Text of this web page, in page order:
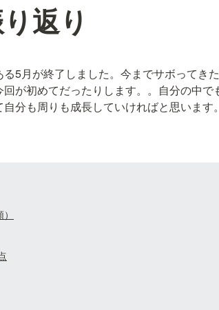
返り
5月が終了しました。今までサボってき
が初めてだったりします。。自分の中
分も周りも成長していければと思います。